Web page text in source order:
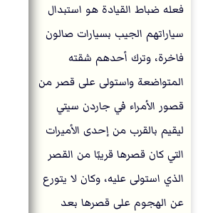
فعله ضباط القيادة هو استبدال
سياراتهم الجيب بسيارات صالون
فاخرة، وترك أحدهم شقته
المتواضعة واستولى على قصر من
قصور الأمراء في جاردن سيتي
ليقيم بالقرب من إحدى الأميرات
التي كان قصرها قريبًا من القصر
الذي استولى عليه، وكان لا يتورع
عن الهجوم على قصرها بعد